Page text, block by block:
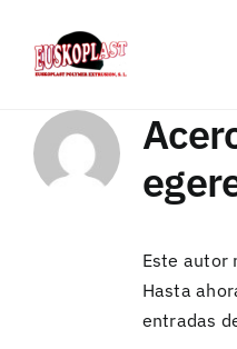
contenido
Inicio
Quienes somos
Este autor
Hasta
entradas